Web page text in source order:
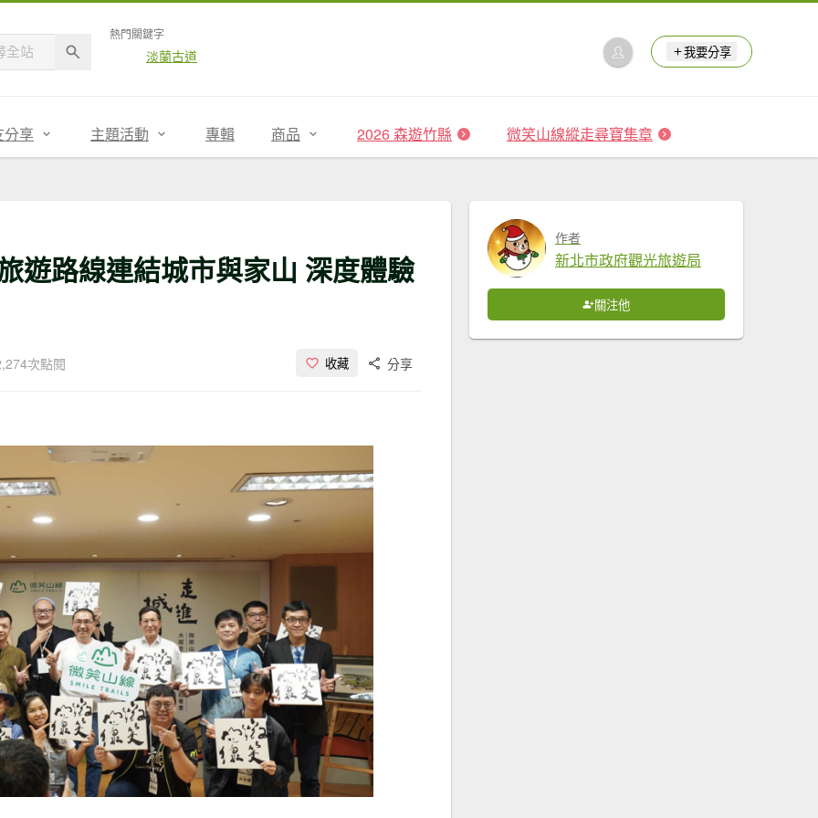
熱門關鍵字
淡蘭古道 我要分享
分享 主題活動 專輯 商品 2026 森遊竹縣 微笑山線縱走尋寶集章
遊路線連結城市與家山 深度體驗
次點閱 收藏 分享
作者
新北市政府觀光旅遊局
關注他